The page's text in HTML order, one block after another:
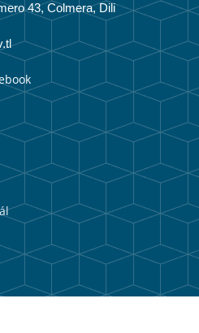
43, Colmera, Dili